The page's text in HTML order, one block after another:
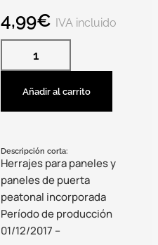
4,99€ IVA incluido
Añadir al carrito
Descripción corta:
Herrajes para paneles y
paneles de puerta
peatonal incorporada
Período de producción
01/12/2017 –